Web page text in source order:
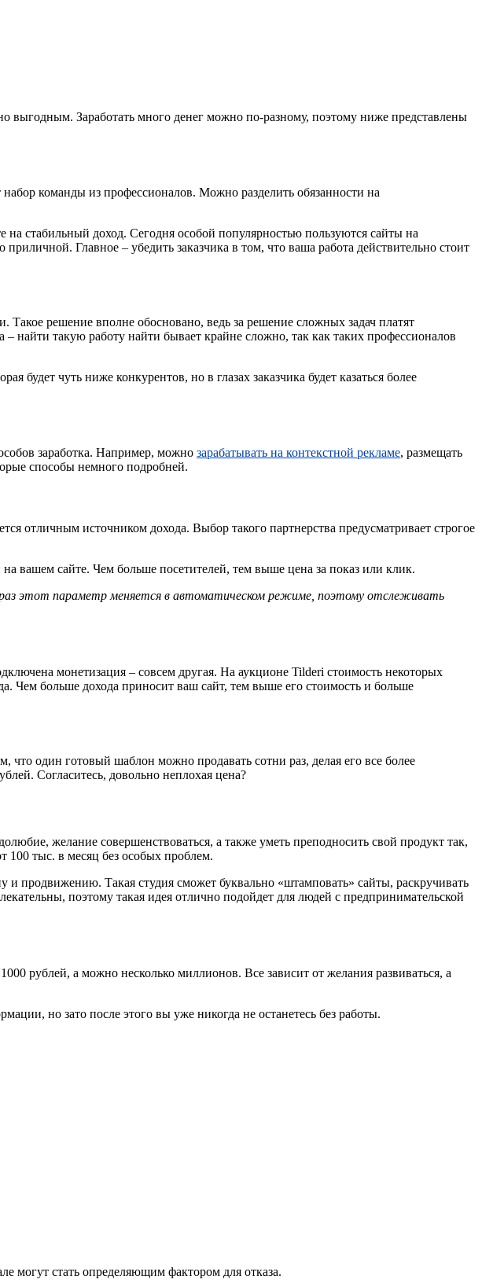
выгодным. Заработать много денег можно по-разному, поэтому ниже представлены
команды из профессионалов. Можно разделить обязанности на
стабильный доход. Сегодня особой популярностью пользуются сайты на
Главное – убедить заказчика в том, что ваша работа действительно стоит
Такое решение вполне обосновано, ведь за решение сложных задач платят
найти такую работу найти бывает крайне сложно, так как таких профессионалов
чуть ниже конкурентов, но в глазах заказчика будет казаться более
заработка. Например, можно зарабатывать на контекстной рекламе, размещать
способы немного подробней.
отличным источником дохода. Выбор такого партнерства предусматривает строгое
вашем сайте. Чем больше посетителей, тем выше цена за показ или клик.
этот параметр меняется в автоматическом режиме, поэтому отслеживать
монетизация – совсем другая. На аукционе Tilderi стоимость некоторых
Чем больше дохода приносит ваш сайт, тем выше его стоимость и больше
что один готовый шаблон можно продавать сотни раз, делая его все более
Согласитесь, довольно неплохая цена?
желание совершенствоваться, а также уметь преподносить свой продукт так,
100 тыс. в месяц без особых проблем.
и продвижению. Такая студия сможет буквально «штамповать» сайты, раскручивать
поэтому такая идея отлично подойдет для людей с предпринимательской
рублей, а можно несколько миллионов. Все зависит от желания развиваться, а
но зато после этого вы уже никогда не останетесь без работы.
могут стать определяющим фактором для отказа.